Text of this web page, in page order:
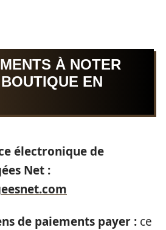
À NOTER
EN
électronique de
Net :
de paiements payer : ce